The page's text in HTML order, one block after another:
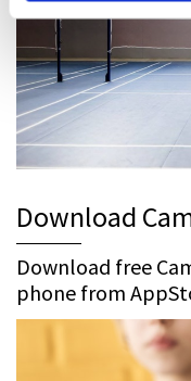
Download
Download free
phone from